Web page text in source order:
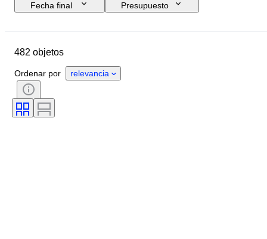
Fecha final
Presupuesto
Estado
Región vinícola
Denominación de origen del vino / clasificación
Variedades de uva
Nivel de llenado de vino
482 objetos
Ordenar por relevancia